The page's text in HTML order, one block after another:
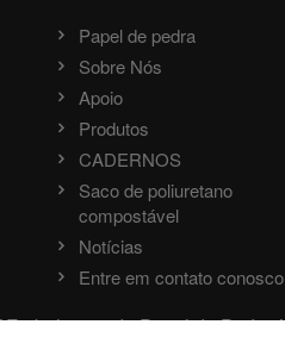
Papel de pedra
Sobre Nós
Apoio
Produtos
CADERNOS
Saco de poliuretano
compostável
Notícias
Entre em contato conosco
Embalagem de Papel de Pedra/